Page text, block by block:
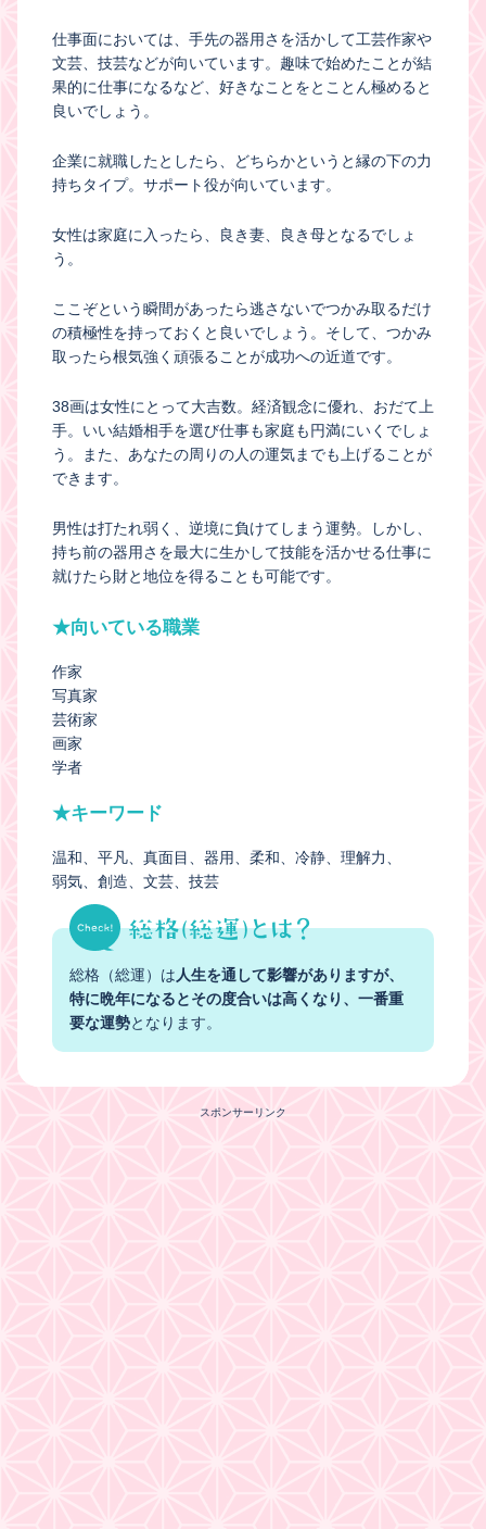
仕事面においては、手先の器用さを活かして工芸作家や
文芸、技芸などが向いています。趣味で始めたことが結
果的に仕事になるなど、好きなことをとことん極めると
良いでしょう。
企業に就職したとしたら、どちらかというと縁の下の力
持ちタイプ。サポート役が向いています。
女性は家庭に入ったら、良き妻、良き母となるでしょ
う。
ここぞという瞬間があったら逃さないでつかみ取るだけ
の積極性を持っておくと良いでしょう。そして、つかみ
取ったら根気強く頑張ることが成功への近道です。
38画は女性にとって大吉数。経済観念に優れ、おだて上
手。いい結婚相手を選び仕事も家庭も円満にいくでしょ
う。また、あなたの周りの人の運気までも上げることが
できます。
男性は打たれ弱く、逆境に負けてしまう運勢。しかし、
持ち前の器用さを最大に生かして技能を活かせる仕事に
就けたら財と地位を得ることも可能です。
★向いている職業
作家
写真家
芸術家
画家
学者
★キーワード
温和 平凡 真面目 器用 柔和 冷静
理解力
弱気
創造 文芸 技芸
総格（総運）は人生を通して影響がありますが、
特に晩年になるとその度合いは高くなり、一番重
要な運勢となります。
スポンサーリンク